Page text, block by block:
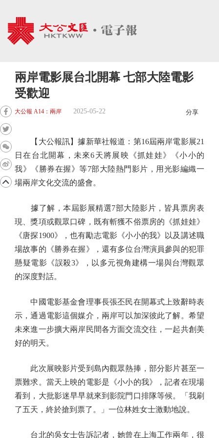
兩岸電影展台北開幕 七部大陸電影
受歡迎
大公報 A14：兩岸 2025-05-22 分享
【大公報訊】據新華社報道：第16屆兩岸電影展21
日在台北開幕，未來6天將展映《抓娃娃》《小小的
我》《勝券在握》等7部大陸熱門影片，用光影編織一
場兩岸文化交流的盛會。
據了解，本屆影展精選7部大陸影片，皆具票房表
現、獎項或觀眾口碑，既有斬獲不俗票房的《抓娃娃》
《唐探1900》，也有勵志電影《小小的我》以及講述職
場故事的《勝券在握》，還有多位台灣演員參與的犯罪
懸疑電影《誤殺3》，以多元視角建構一場與台灣觀眾
的深度對話。
中國電影基金會理事長張丕民在開幕式上致辭時表
示，通過電影這個媒介，兩岸可以加深彼此了解。希望
未來進一步擴大兩岸民間各方面交流交往，一起共創美
好的明天。
此次展映影片受到島內觀眾熱捧，部分影片甚至一
票難求。當天上映的電影是《小小的我》，記者在現場
看到，大批影迷早早就來到影院門口排隊等候。「我刷
了五天，終於搶到票了。」一位林姓女士激動地說。
台北的吳女士告訴記者，她曾在上海工作兩年，很